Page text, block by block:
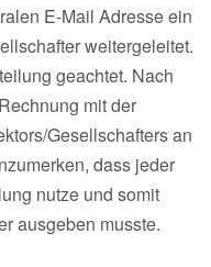
E-Mail Adresse ein
weitergeleitet.
geachtet. Nach
mit der
Gesellschafters an
dass jeder
nutze und somit
ausgeben musste.